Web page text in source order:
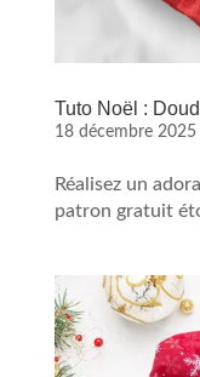
Tuto Noël :
18 décembre 2025
Réalisez un
patron gratuit